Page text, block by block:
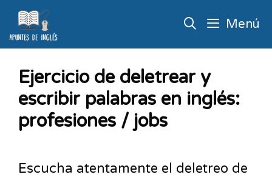
Menú
Ejercicio de deletrear y
escribir palabras en inglés:
profesiones / jobs
Escucha atentamente el deletreo de